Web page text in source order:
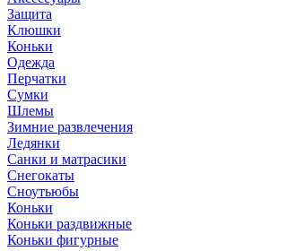
Защита
Клюшки
Коньки
Одежда
Перчатки
Сумки
Шлемы
Зимние развлечения
Ледянки
Санки и матрасики
Снегокаты
Сноутьюбы
Коньки
Коньки раздвижные
Коньки фигурные